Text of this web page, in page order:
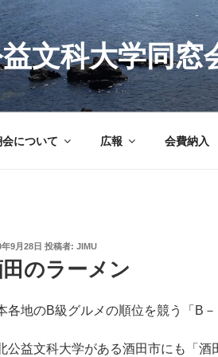
文科大学同窓
について 広報 会費納入
9月28日 投稿者: JIMU
のラーメン
各地のB級グルメの順位を競う「B
公益文科大学がある酒田市にも「